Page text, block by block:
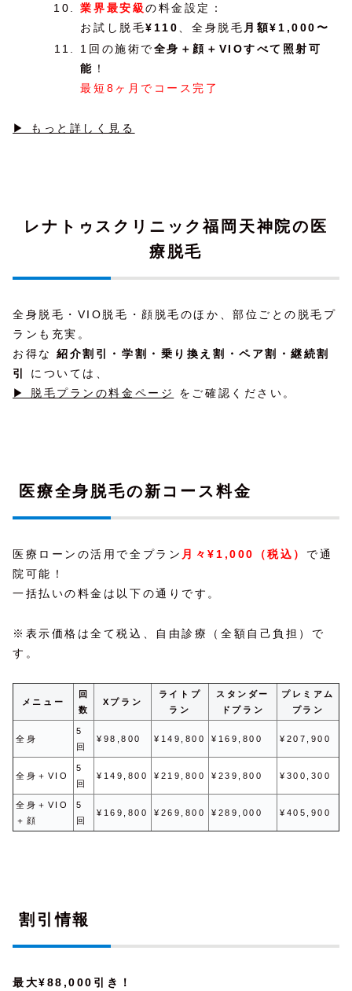
業界最安級の料金設定：
お試し脱毛¥110 、全身脱毛 月額¥1,000〜
1回の施術で全身＋顔＋VIOすべて照射可
能 ！
最短8ヶ月でコース完了
▶ もっと詳しく見る
レナトゥスクリニック福岡天神院の医
療脱毛
全身脱毛・VIO脱毛・顔脱毛のほか、部位ごとの脱毛プ
ランも充実。
お得な紹介割引・学割・乗り換え割・ペア割・継続割
引
については、
▶ 脱毛プランの料金ページ
をご確認ください。
医療全身脱毛の新コース料金
医療ローンの活用で全プラン 月々¥1,000（税込） で通
院可能！
一括払いの料金は以下の通りです。
※表示価格は全て税込、自由診療（全額自己負担）で
す。
メニュー
回
数
Xプラン
ライトプ
ラン
スタンダー
ドプラン
プレミアム
プラン
全身
5
回
¥98,800 ¥149,800 ¥169,800 ¥207,900
全身＋VIO
5
回
¥149,800 ¥219,800 ¥239,800 ¥300,300
全身＋VIO
＋顔
5
回
¥169,800 ¥269,800 ¥289,000 ¥405,900
割引情報
最大¥88,000引き！